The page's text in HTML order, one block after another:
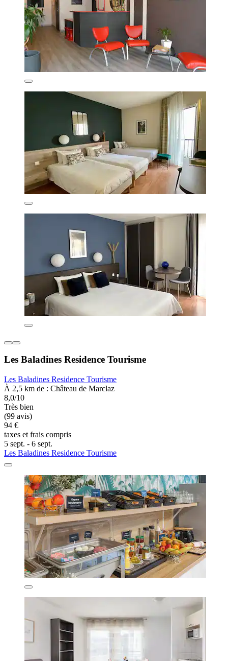
Les Baladines Residence Tourisme
Les Baladines Residence Tourisme
À 2,5 km de : Château de Marclaz
8,0/10
Très bien
(99 avis)
94 €
taxes et frais compris
5 sept. - 6 sept.
Les Baladines Residence Tourisme